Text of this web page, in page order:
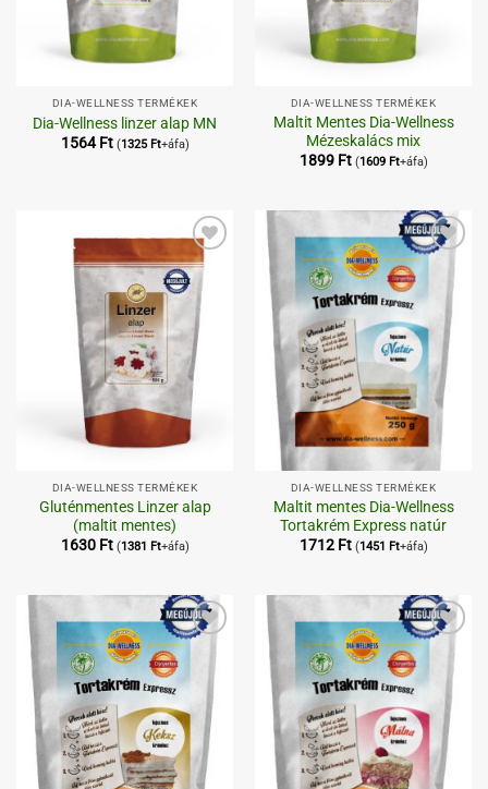
DIA-WELLNESS TERMÉKEK
Dia-Wellness linzer alap MN
1564Ft (1325 Ft+áfa)
DIA-WELLNESS TERMÉKEK
Maltit Mentes Dia-Wellness
Mézeskalács mix
1899 Ft (1609 Ft+áfa)
Kedvenceimhez
DIA-WELLNESS TERMÉKEK
Gluténmentes Linzer alap
(maltit mentes)
1630 Ft (1381 Ft+áfa)
Kedvenceimhez
DIA-WELLNESS TERMÉKEK
Maltit mentes Dia-Wellness
Tortakrém Express natúr
1712 Ft (1451 Ft+áfa)
Kedvenceimhez Kedvenceimhez